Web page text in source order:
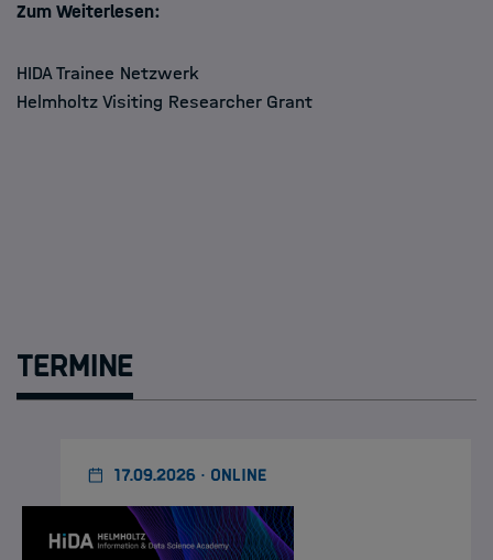
Zum Weiterlesen:
HIDA Trainee Netzwerk
Helmholtz Visiting Researcher Grant
Termine
17.09.2026 · ONLINE